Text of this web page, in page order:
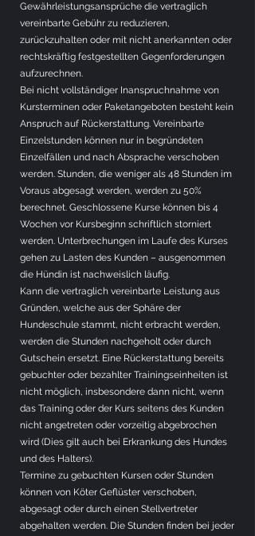
Gewährleistungsansprüche die vertraglich
vereinbarte Gebühr zu reduzieren,
zurückzuhalten oder mit nicht anerkannten oder
rechtskräftig festgestellten Gegenforderungen
aufzurechnen.
Bei nicht vollständiger Inanspruchnahme von
Kursterminen oder Paketangeboten besteht kein
Anspruch auf Rückerstattung. Vereinbarte
Einzelstunden können nur in begründeten
Einzelfällen und nach Absprache verschoben
werden. Stunden, die weniger als 48 Stunden im
Voraus abgesagt werden, werden zu 50%
berechnet. Geschlossene Kurse können bis 4
Wochen vor Kursbeginn schriftlich storniert
werden. Unterbrechungen im Laufe des Kurses
gehen zu Lasten des Kunden – ausgenommen
die Hündin ist nachweislich läufig.
Kann die vertraglich vereinbarte Leistung aus
Gründen, welche aus der Sphäre der
Hundeschule stammt, nicht erbracht werden,
werden die Stunden nachgeholt oder durch
Gutschein ersetzt. Eine Rückerstattung bereits
gebuchter oder bezahlter Trainingseinheiten ist
nicht möglich, insbesondere dann nicht, wenn
das Training oder der Kurs seitens des Kunden
nicht angetreten oder vorzeitig abgebrochen
wird (Dies gilt auch bei Erkrankung des Hundes
und des Halters).
Termine zu gebuchten Kursen oder Stunden
können von Köter Geflüster verschoben,
abgesagt oder durch einen Stellvertreter
abgehalten werden. Die Stunden finden bei jeder